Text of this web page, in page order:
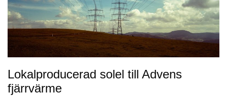
Lokalproducerad solel till Advens
fjärrvärme